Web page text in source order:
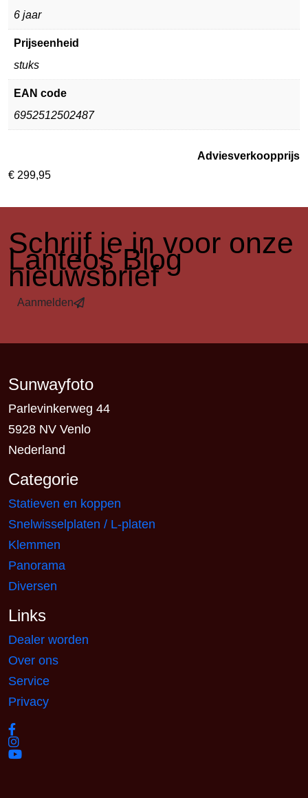
6 jaar
Prijseenheid
stuks
EAN code
6952512502487
Adviesverkoopprijs
€ 299,95
​Schrijf je in voor onze
Lanteos Blog
nieuwsbrief
Aanmelden
Sunwayfoto
Parlevinkerweg 44
5928 NV Venlo
Nederland
Categorie
Statieven en koppen
Snelwisselplaten / L-platen
Klemmen
Panorama
Diversen
Links
Dealer worden
Over ons
Service
Privacy